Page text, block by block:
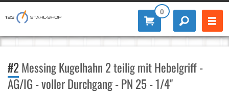
0
#2Messing Kugelhahn 2 teilig mit Hebelgriff -
AG/IG - voller Durchgang - PN 25 - 1/4"